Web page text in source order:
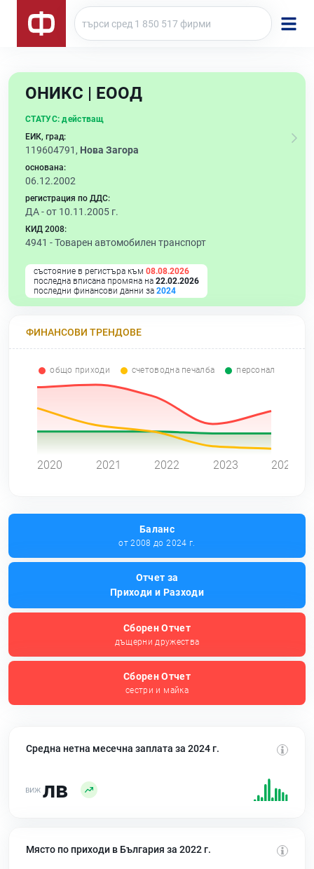
ОНИКС | ЕООД
СТАТУС: действащ
ЕИК, град:
119604791, Нова Загора
основана:
06.12.2002
регистрация по ДДС:
ДА - от 10.11.2005 г.
КИД 2008:
4941 -Товарен автомобилен транспорт
състояние в регистъра към 08.08.2026
последна вписана промяна на 22.02.2026
последни финансови данни за 2024
ФИНАНСОВИ ТРЕНДОВЕ
общо приходи счетоводна печалба персонал
2020 2021 2022 2023 2024
Баланс
от 2008 до 2024 г.
Отчет за
Приходи и Разходи
Сборен Отчет
дъщерни дружества
Сборен Отчет
сестри и майка
Средна нетна месечна заплата за 2024 г.
лв
Място по приходи в България за 2022 г.